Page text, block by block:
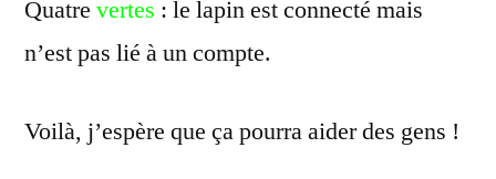
Quatre vertes : le lapin est connecté mais
n’est pas lié à un compte.
Voilà, j’espère que ça pourra aider des gens !